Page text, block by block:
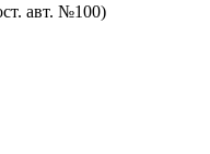
авт. №100)